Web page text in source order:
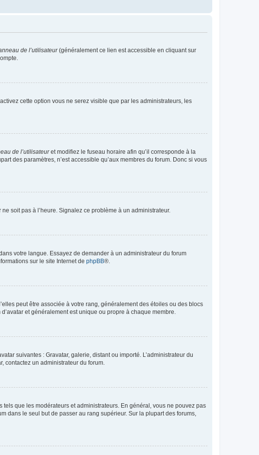
de l’utilisateur(généralement ce lien est accessible en cliquant sur
activez cette option vous ne serez visible que par les administrateurs, les
de l’utilisateuret modifiez le fuseau horaire afin qu’il corresponde à la
des paramètres, n’est accessible qu’aux membres du forum. Donc si vous
soit pas à l’heure. Signalez ce problème à un administrateur.
votre langue. Essayez de demander à un administrateur du forum
sur le site Internet de phpBB®.
peut être associée à votre rang, généralement des étoiles ou des blocs
et généralement est unique ou propre à chaque membre.
suivantes : Gravatar, galerie, distant ou importé. L’administrateur du
contactez un administrateur du forum.
que les modérateurs et administrateurs. En général, vous ne pouvez pas
dans le seul but de passer au rang supérieur. Sur la plupart des forums,